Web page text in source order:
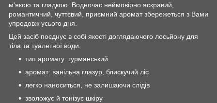
м'якою та гладкою. Водночас неймовірно яскравий,
романтичний, чуттєвий, приємний аромат збережеться з Вами
упродовж усього дня.
Цей засіб поєднує в собі якості доглядаючого лосьйону для
тіла та туалетної води.
тип аромату: гурманський
аромат: ванільна глазур, блискучий ліс
легко наноситься, не залишаючи слідів
зволожує й тонізує шкіру